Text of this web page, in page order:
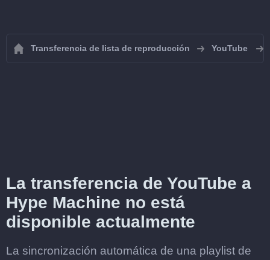
Transferencia de lista de reproducción YouTube
La transferencia de YouTube a
Hype Machine no está
disponible actualmente
La sincronización automática de una playlist de